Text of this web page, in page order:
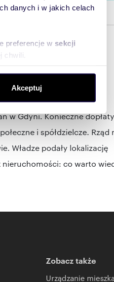
danych i w jakich celach
preferencje w sekcji
chwili.
społecznościowym,
od Ciebie lub
Akceptuj
mieszkania do dziś
w Gdyni. Konieczne
i spółdzielcze. Rząd
Władze podały lokalizację
co warto
Zobacz także
Urządzanie